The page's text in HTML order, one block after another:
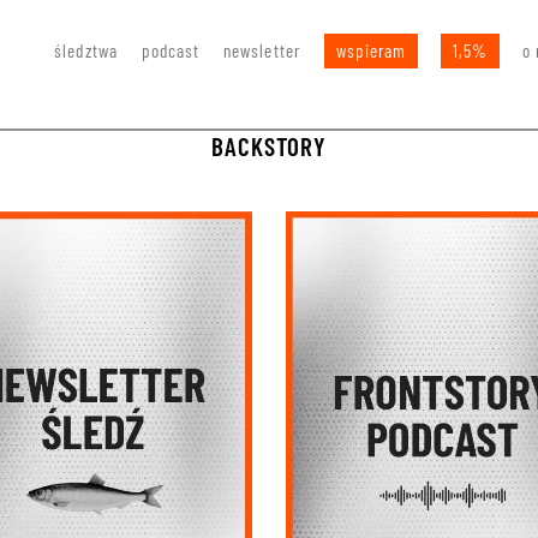
śledztwa podcast newsletter wspieram 1,5% o
BACKSTORY